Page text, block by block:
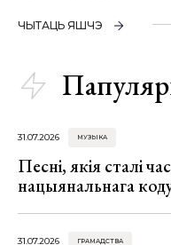
ЧЫТАЦЬ ЯШЧЭ
31.07.2026 МУЗЫКА
Песні, якія сталі
нацыянальнага
31.07.2026 ГРАМАДСТВА